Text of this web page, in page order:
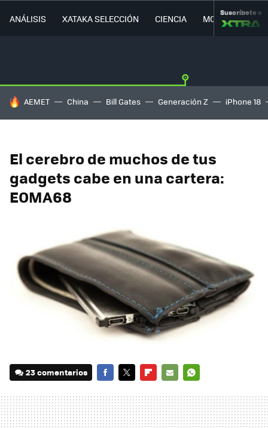
ANÁLISIS XATAKA SELECCIÓN CIENCIA MOVILIDAD
Suscríbete a
HOY SE HABLA DE
AEMET China Bill Gates Generación Z iPhone 18
El cerebro de muchos de tus
gadgets cabe en una cartera:
EOMA68
23 comentarios
MAIL